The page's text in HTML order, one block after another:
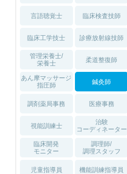
言語聴覚士 臨床検査技師
臨床工学技士 診療放射線技師
管理栄養士/
栄養士
柔道整復師
あん摩マッサージ
指圧師
鍼灸師
調剤薬局事務 医療事務
視能訓練士
治験
コーディネーター
臨床開発
モニター
調理師/
調理スタッフ
児童指導員 機能訓練指導員